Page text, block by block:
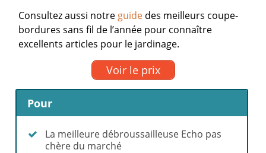
Consultez aussi notre guide des meilleurs coupe-
bordures sans fil de l’année pour connaître
excellents articles pour le jardinage.
Voir le prix
Pour
La meilleure débroussailleuse Echo pas
chère du marché